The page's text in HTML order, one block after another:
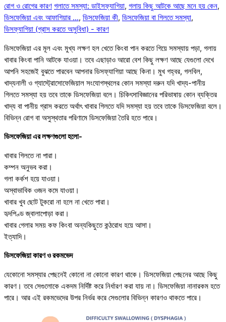
রোগ ও রোগের কারণ গলাতে সমস্যা: ডাইসফ্যাগিয়া, গলায় কিছু আটকে আছে মনে হয় কেন,
ডিসফেজিয়া এবং আফাগিয়ার ..., ডিসফেজিয়া কী, ডিসফেজিয়া বা গিলতে সমস্যা,
ডিসফ্যাগিয়া (গ্রাস করতে অসুবিধা) - কারণ
ডিসফেজিয়া এর মূল এবং মুখ্য লক্ষণ হল খেতে কিংবা পান করতে গিয়ে সমস্যায় পড়া, গলায়
খাবার কিংবা পানি আটকে যাওয়া। তবে এছাড়াও আরো বেশ কিছু লক্ষণ আছে যেগুলো দেখে
আপনি সহজেই বুঝতে পারবেন আপনার ডিসফ্যাগিয়া আছে কিনা। মুখ গহ্বর, গলবিল,
খাদ্যনালী ও গ্যাস্ট্রোসোফেজিয়াল সংযোগস্থলের কোন সমস্যা দরুন যদি খাদ্য-পানীয়
গিলতে সমস্যা হয় তবে তাকে ডিসফেজিয়া বলে। চিকিৎসাবিজ্ঞানের পরিভাষায় কোন ব্যক্তির
খাদ্য বা পানীয় গ্রাস করতে অর্থাৎ খাবার গিলতে যদি সমস্যা হয় তবে তাকে ডিসফেজিয়া বলে।
বিভিন্ন রোগ বা অসুস্থতার পরিণামে ডিসফেজিয়া তৈরি হতে পারে।
ডিসফেজিয়া এর লক্ষণগুলো হলো-
খাবার গিলতে না পারা।
কম্পন অনুভব করা।
গলা কর্কশ হয়ে যাওয়া।
অস্বাভাবিক ওজন কমে যাওয়া।
খাবার খুব ছোট টুকরো না হলে না খেতে পারা।
হৃদপিণ্ড জ্বালাপোড়া করা।
খাবার গেলার সময় কফ কিংবা অন্যকিছুতে কন্ঠরোধ হয়ে আসা।
ইত্যাদি।
ডিসফেজিয়া কারণ ও রকমভেদ
যেকোনো সমস্যার পেছনেই কোনো না কোনো কারণ থাকে। ডিসফেজিয়া পেছনের আছে কিছু
কারণ। তবে সেগুলোকে একদম নির্দিষ্ট করে নির্ধারণ করা যায় না। ডিসফেজিয়া নানারকম হতে
পারে। আর এই রকমভেদের উপর নির্ভর করে সেগুলোর বিভিন্ন কারণও থাকতে পারে।